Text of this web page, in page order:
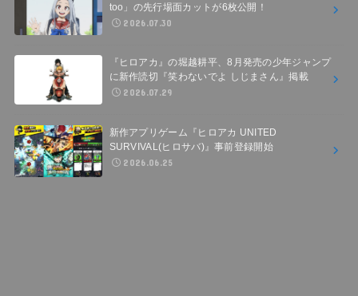
too」の先行場面カットが6枚公開！
2026.07.30
『ヒロアカ』の堀越耕平、8月発売の少年ジャンプ
に新作読切『笑わないでよ しじまさん』掲載
2026.07.29
新作アプリゲーム『ヒロアカ UNITED
SURVIVAL(ヒロサバ)』事前登録開始
2026.06.25